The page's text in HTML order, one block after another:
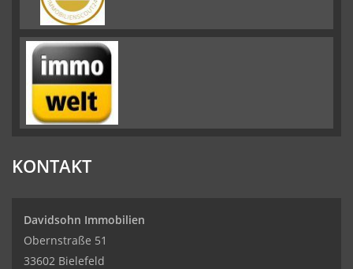
KONTAKT
Davidsohn Immobilien
Obernstraße 51
33602 Bielefeld